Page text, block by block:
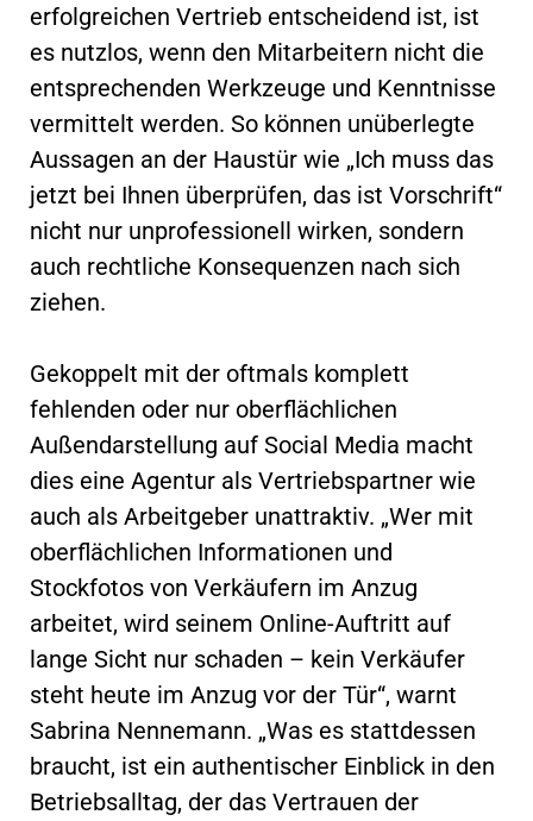
erfolgreichen Vertrieb entscheidend ist, ist
es nutzlos, wenn den Mitarbeitern nicht die
entsprechenden Werkzeuge und Kenntnisse
vermittelt werden. So können unüberlegte
Aussagen an der Haustür wie „Ich muss das
jetzt bei Ihnen überprüfen, das ist Vorschrift“
nicht nur unprofessionell wirken, sondern
auch rechtliche Konsequenzen nach sich
ziehen.
Gekoppelt mit der oftmals komplett
fehlenden oder nur oberflächlichen
Außendarstellung auf Social Media macht
dies eine Agentur als Vertriebspartner wie
auch als Arbeitgeber unattraktiv. „Wer mit
oberflächlichen Informationen und
Stockfotos von Verkäufern im Anzug
arbeitet, wird seinem Online-Auftritt auf
lange Sicht nur schaden – kein Verkäufer
steht heute im Anzug vor der Tür“, warnt
Sabrina Nennemann. „Was es stattdessen
braucht, ist ein authentischer Einblick in den
Betriebsalltag, der das Vertrauen der